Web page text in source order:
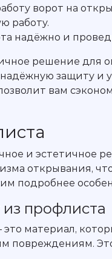
ворот на
работу.
надёжно и
решение для
защиту и
вам
и эстетичное
открывания,
подробнее
профлиста
материал,
повреждениям.